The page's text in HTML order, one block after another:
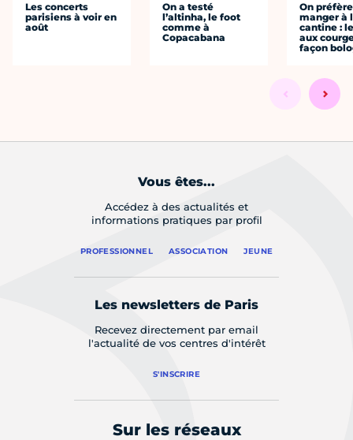
Les concerts
parisiens à voir en
août
On a testé
l’altinha, le foot
comme à
Copacabana
On préfère
manger à
cantine :
aux
façon
Vous êtes...
Accédez à des actualités et
informations pratiques par profil
PROFESSIONNEL ASSOCIATION JEUNE
Les newsletters de Paris
Recevez directement par email
l'actualité de vos centres d'intérêt
S'INSCRIRE
Sur les réseaux